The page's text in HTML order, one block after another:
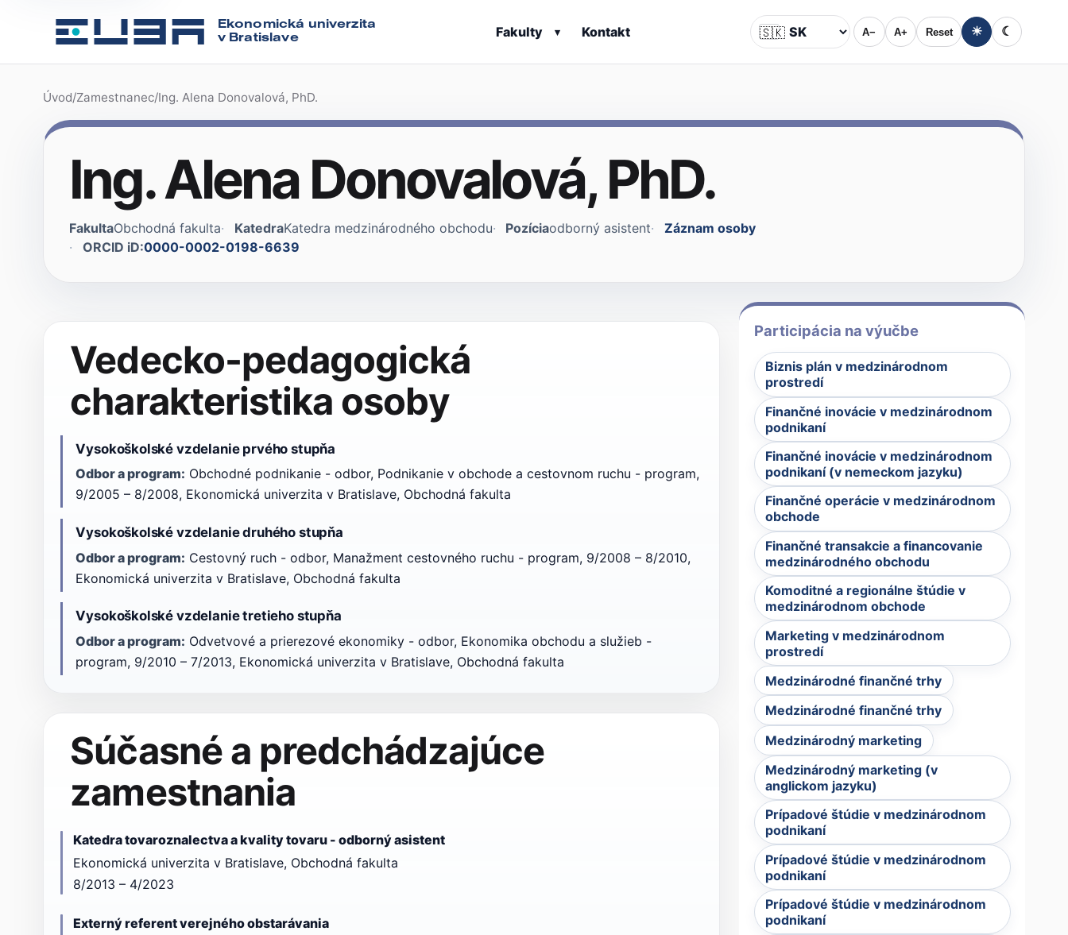
Ekonomická univerzita
v Bratislave
Fakulty ▾ Kontakt Jazyk
🇸🇰 A− A+ Reset ☀ ☾
Úvod/Zamestnanec/Ing. Alena Donovalová, PhD.
Ing. Alena Donovalová, PhD.
FakultaObchodná fakulta KatedraKatedra medzinárodného obchodu Pozíciaodborný asistent
Záznam osoby
ORCID iD:0000-0002-0198-6639
Vedecko-pedagogická
charakteristika osoby
Vysokoškolské vzdelanie prvého stupňa
Odbor a program: Obchodné podnikanie - odbor, Podnikanie v obchode a cestovnom ruchu - program,
9/2005 – 8/2008, Ekonomická univerzita v Bratislave, Obchodná fakulta
Vysokoškolské vzdelanie druhého stupňa
Odbor a program: Cestovný ruch - odbor, Manažment cestovného ruchu - program, 9/2008 – 8/2010,
Ekonomická univerzita v Bratislave, Obchodná fakulta
Vysokoškolské vzdelanie tretieho stupňa
Odbor a program: Odvetvové a prierezové ekonomiky - odbor, Ekonomika obchodu a služieb -
program, 9/2010 – 7/2013, Ekonomická univerzita v Bratislave, Obchodná fakulta
Súčasné a predchádzajúce
zamestnania
Katedra tovaroznalectva a kvality tovaru - odborný asistent
Ekonomická univerzita v Bratislave, Obchodná fakulta
8/2013 – 4/2023
Externý referent verejného obstarávania
Participácia na výučbe
Biznis plán v medzinárodnom
prostredí
Finančné inovácie v medzinárodnom
podnikaní
Finančné inovácie v medzinárodnom
podnikaní (v nemeckom jazyku)
Finančné operácie v medzinárodnom
obchode
Finančné transakcie a financovanie
medzinárodného obchodu
Komoditné a regionálne štúdie v
medzinárodnom obchode
Marketing v medzinárodnom
prostredí
Medzinárodné finančné trhy
Medzinárodné finančné trhy
Medzinárodný marketing
Medzinárodný marketing (v
anglickom jazyku)
Prípadové štúdie v medzinárodnom
podnikaní
Prípadové štúdie v medzinárodnom
podnikaní
Prípadové štúdie v medzinárodnom
podnikaní